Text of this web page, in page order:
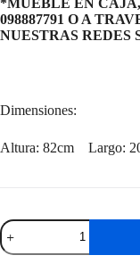
098887791 O A
NUESTRAS REDES
Dimensiones:
Altura: 82cm Largo:
Armario
Para
Toallas